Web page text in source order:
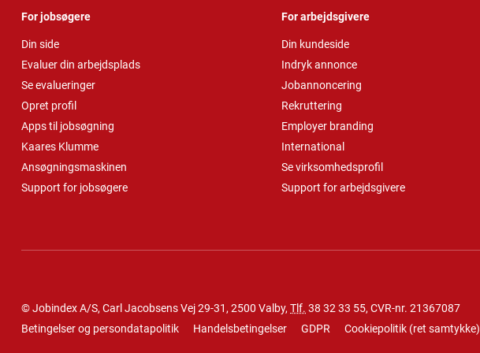
For jobsøgere
Din side
Evaluer din arbejdsplads
Se evalueringer
Opret profil
Apps til jobsøgning
Kaares Klumme
Ansøgningsmaskinen
Support for jobsøgere
For arbejdsgivere
Din kundeside
Indryk annonce
Jobannoncering
Rekruttering
Employer branding
International
Se virksomhedsprofil
Support for arbejdsgivere
© Jobindex A/S, Carl Jacobsens Vej 29-31, 2500 Valby, Tlf. 38 32 33 55, CVR-nr. 21367087
Betingelser og persondatapolitik
Handelsbetingelser GDPR Cookiepolitik (ret samtykke)